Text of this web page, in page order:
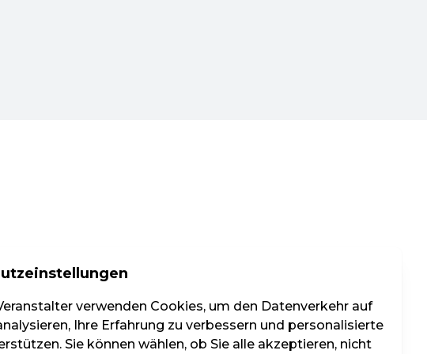
verwenden Cookies, um den Datenverkehr auf
Ihre Erfahrung zu verbessern und personalisierte
Sie können wählen, ob Sie alle akzeptieren, nicht